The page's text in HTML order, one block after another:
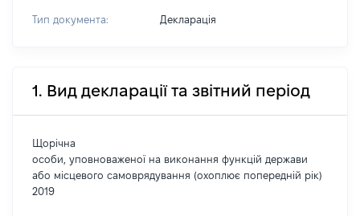
Тип документа: Декларація
1. Вид декларації та звітний період
Щорічна
особи, уповноваженої на виконання функцій держави
або місцевого самоврядування (охоплює попередній рік)
2019